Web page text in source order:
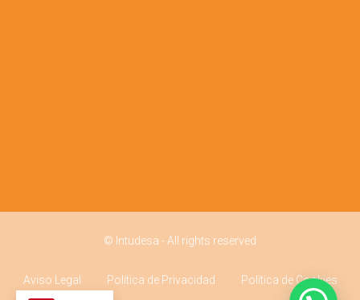
© Intudesa - All rights reserved
Aviso Legal Política de Privacidad Política de Cookies